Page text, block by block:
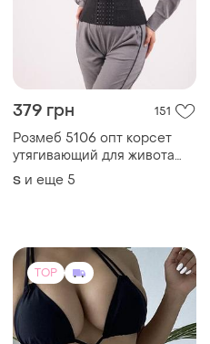
379 грн 151
Розмеб 5106 опт корсет
утягивающий для живота
для спины послеродовой
утяжка бандаж пояс
S и еще 5
TOP